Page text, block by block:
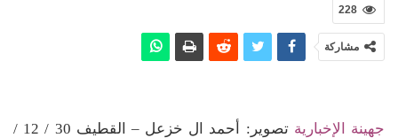
228
مشاركة
جهينة الإخبارية
تصوير: أحمد ال خزعل – القطيف 30 / 12 /